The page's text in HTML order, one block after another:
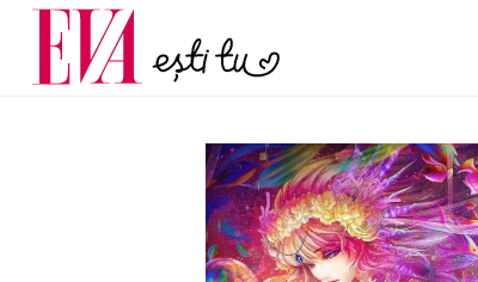
Carieră
Actualitate
pe măsură